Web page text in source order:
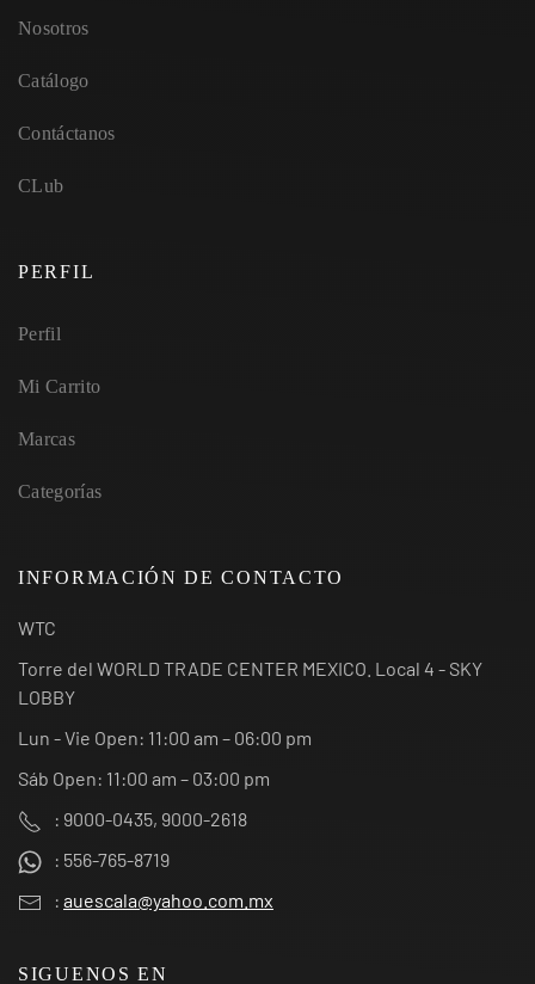
Nosotros
Catálogo
Contáctanos
CLub
PERFIL
Perfil
Mi Carrito
Marcas
Categorías
INFORMACIÓN DE CONTACTO
WTC
Torre del WORLD TRADE CENTER MEXICO. Local 4 - SKY
LOBBY
Lun - Vie Open: 11:00 am – 06:00 pm
Sáb Open: 11:00 am – 03:00 pm
: 9000-0435, 9000-2618
: 556-765-8719
: auescala@yahoo.com.mx
SIGUENOS EN